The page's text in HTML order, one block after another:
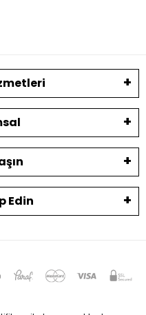
Edin